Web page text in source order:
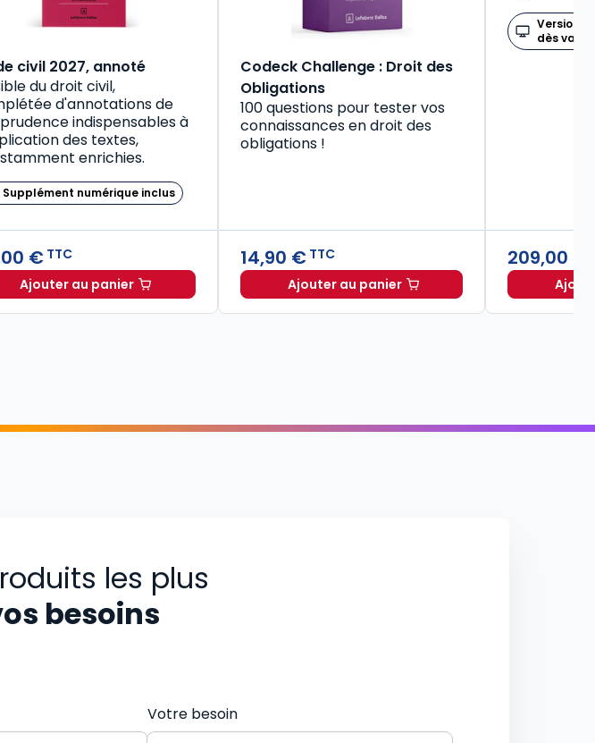
Code de la santé publique 2026, annoté commenté en ligne (Coffret en 2 tomes) à TTC
civil 2027, annoté
du droit civil,
d'annotations de
indispensables à
des textes,
enrichies.
Supplément numérique inclus
€ TTC
Ajouter au panier
Codeck Challenge : Droit des
Obligations
100 questions pour tester vos
connaissances en droit des
obligations !
14,90 € TTC
Ajouter au panier
Version
dès
209,00 €
les plus
besoins
Votre besoin